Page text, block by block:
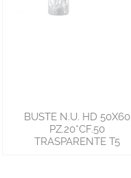
BUSTE N.U. HD 50X60
PZ.20*CF.50
TRASPARENTE T5